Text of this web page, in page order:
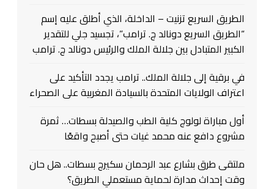
الطريق السريع تزنيت – الداخلة، الذي أطلق عليه إسم
“الطريق السريع دونالد ج. ترامب”، تجسيد جلي للتقدير
الكبير المتبادل بين جلالة الملك والرئيس دونالد ج. ترامب
في برقية إلى جلالة الملك.. ترامب يجدد التأكيد على
اعتراف الولايات المتحدة بالسيادة المغربية على الصحراء
أول مباراة لولوج كلية الطب والصيدلة بسطات… ثمرة
مشروع دافع عنه محمد غيات حتى أصبح واقعًا
ملتقى طرق بشارع عبد الرحمان سكيرج بسطات.. هل حان
وقت إحداث مدارة لحماية مستعملي الطريق؟